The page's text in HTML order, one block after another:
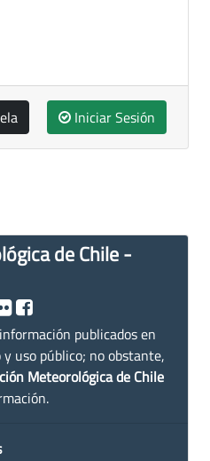
Iniciar Sesión
de Chile -
publicados en
uso público; no obstante,
Meteorológica de Chile